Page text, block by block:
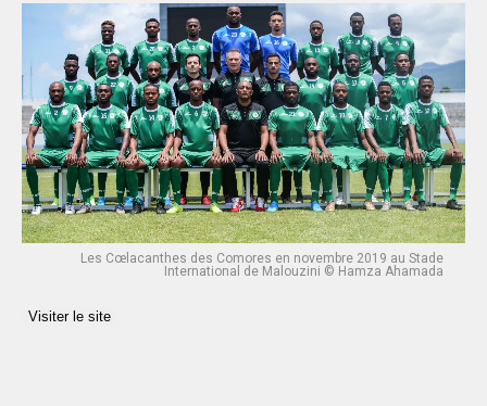
Les Cœlacanthes des Comores en novembre 2019 au Stade
International de Malouzini © Hamza Ahamada